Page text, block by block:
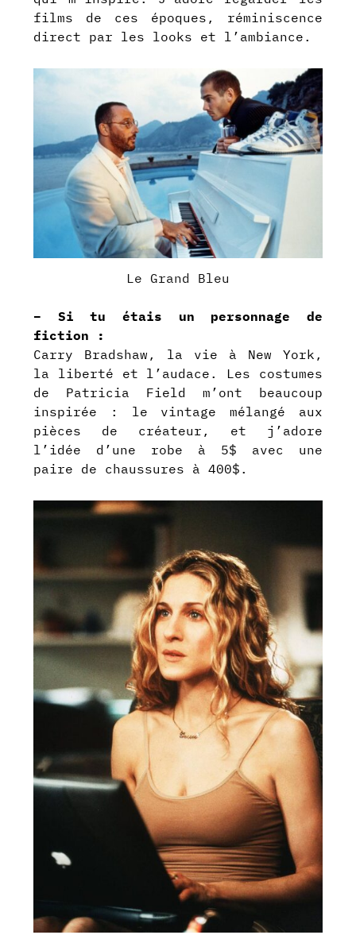
films de ces époques, réminiscence
direct par les looks et l’ambiance.
Le Grand Bleu
– Si tu étais un personnage de
fiction :
Carry Bradshaw, la vie à New York,
la liberté et l’audace. Les costumes
de Patricia Field m’ont beaucoup
inspirée : le vintage mélangé aux
pièces de créateur, et j’adore
l’idée d’une robe à 5$ avec une
paire de chaussures à 400$.